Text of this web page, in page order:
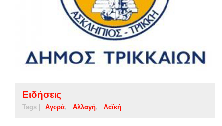
Ειδήσεις
Tags | Αγορά Αλλαγή Λαϊκή